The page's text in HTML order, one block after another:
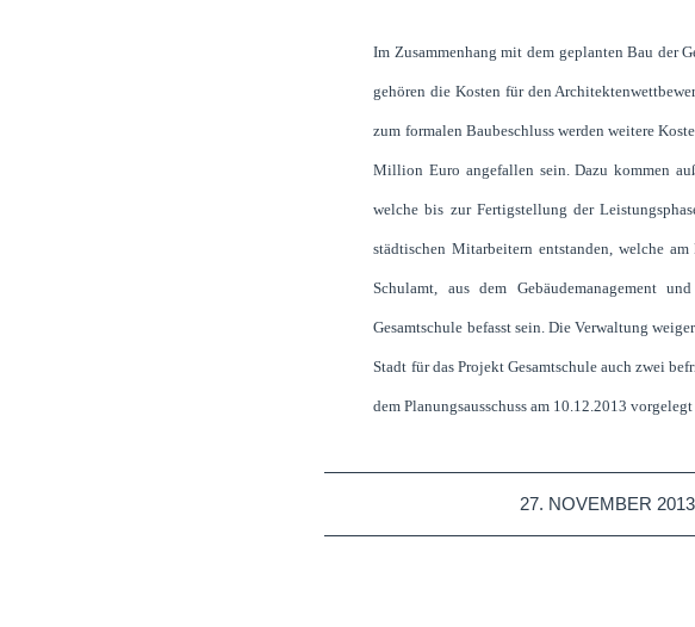
Im Zusammenhang mit dem geplanten Bau der
gehören die Kosten für den
zum formalen Baubeschluss werden weitere
Million Euro angefallen sein. Dazu kommen
welche bis zur Fertigstellung der
städtischen Mitarbeitern entstanden, welche
Schulamt, aus dem Gebäudemanagement
Gesamtschule befasst sein. Die Verwaltung
Stadt für das Projekt Gesamtschule auch zwei
dem Planungsausschuss am 10.12.2013
27. NOVEMBER 2013
/